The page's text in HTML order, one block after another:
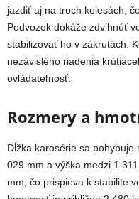
jazdiť aj na troch kolesách,
Podvozok dokáže zdvihnúť
stabilizovať ho v zákrutách.
nezávislého riadenia
ovládateľnosť.
Rozmery a
Dĺžka karosérie sa
029 mm a výška medzi 1
mm, čo prispieva k stabilite